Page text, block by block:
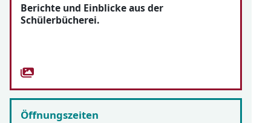
Berichte und Einblicke aus der
Schülerbücherei.
Öffnungszeiten